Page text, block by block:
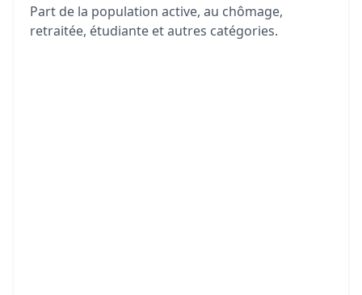
Part de la population active, au chômage,
retraitée, étudiante et autres catégories.